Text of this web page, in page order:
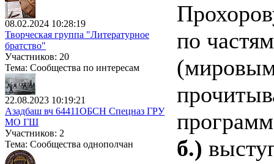
08.02.2024 10:28:19
Творческая группа "Литературное
братство"
Участников: 20
Тема: Сообщества по интересам
22.08.2023 10:19:21
Азадбаш вч 64411ОБСН Спецназ ГРУ
МО ГШ
Участников: 2
Тема: Сообщества однополчан
по
б.)